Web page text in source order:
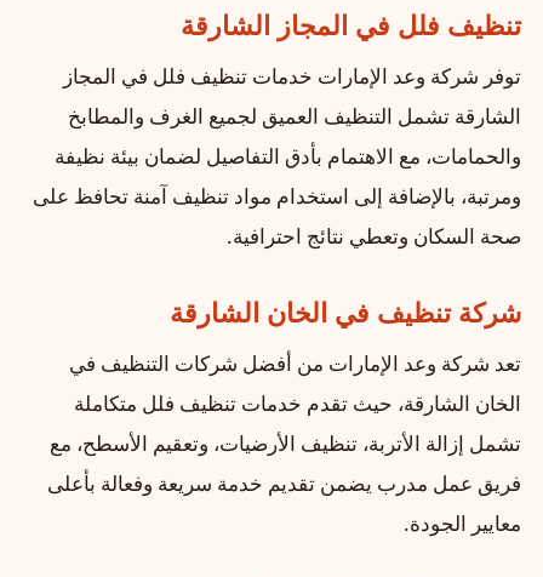
تنظيف فلل في المجاز الشارقة
توفر شركة وعد الإمارات خدمات تنظيف فلل في المجاز
الشارقة تشمل التنظيف العميق لجميع الغرف والمطابخ
والحمامات، مع الاهتمام بأدق التفاصيل لضمان بيئة نظيفة
ومرتبة، بالإضافة إلى استخدام مواد تنظيف آمنة تحافظ على
صحة السكان وتعطي نتائج احترافية.
شركة تنظيف في الخان الشارقة
تعد شركة وعد الإمارات من أفضل شركات التنظيف في
الخان الشارقة، حيث تقدم خدمات تنظيف فلل متكاملة
تشمل إزالة الأتربة، تنظيف الأرضيات، وتعقيم الأسطح، مع
فريق عمل مدرب يضمن تقديم خدمة سريعة وفعالة بأعلى
معايير الجودة.